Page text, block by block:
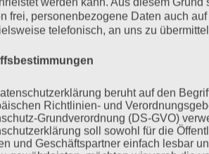
Auschwitz-Prozess in Lüneburg
2015, 19.30 Uhr, im Hörsaal
9 [Campus], 20146 Hamburg. Mit
die Kulturbehörde Hamburg. Bei
frei, personenbezogene Daten auch
telefonisch, an uns zu
beruht auf den
Richtlinien- und
Grundverordnung (DS-GVO)
soll sowohl für die
und Geschäftspartner einfach lesbar